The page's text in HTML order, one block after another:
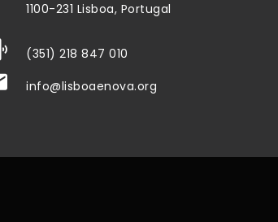
1100-231 Lisboa, Portugal
(351) 218 847 010
info@lisboaenova.org